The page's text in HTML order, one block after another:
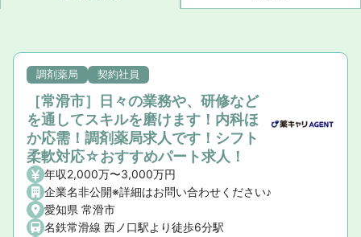
調剤薬局 契約社員
［常滑市］日々の業務や、研修など
を通してスキルを磨けます！内科ほ
か応需！調剤薬局求人です！シフト
柔軟対応☆おすすめパート求人！
年収2,000万〜3,000万円
企業名非公開※詳細はお問い合わせください♪
愛知県 常滑市
名鉄常滑線 西ノ口駅より徒歩6分駅